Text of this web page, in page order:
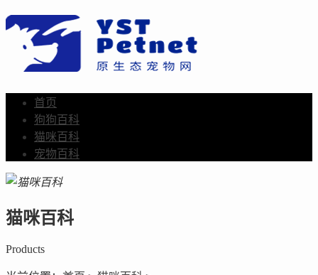
首页
狗狗百科
猫咪百科
宠物百科
猫咪百科
Products